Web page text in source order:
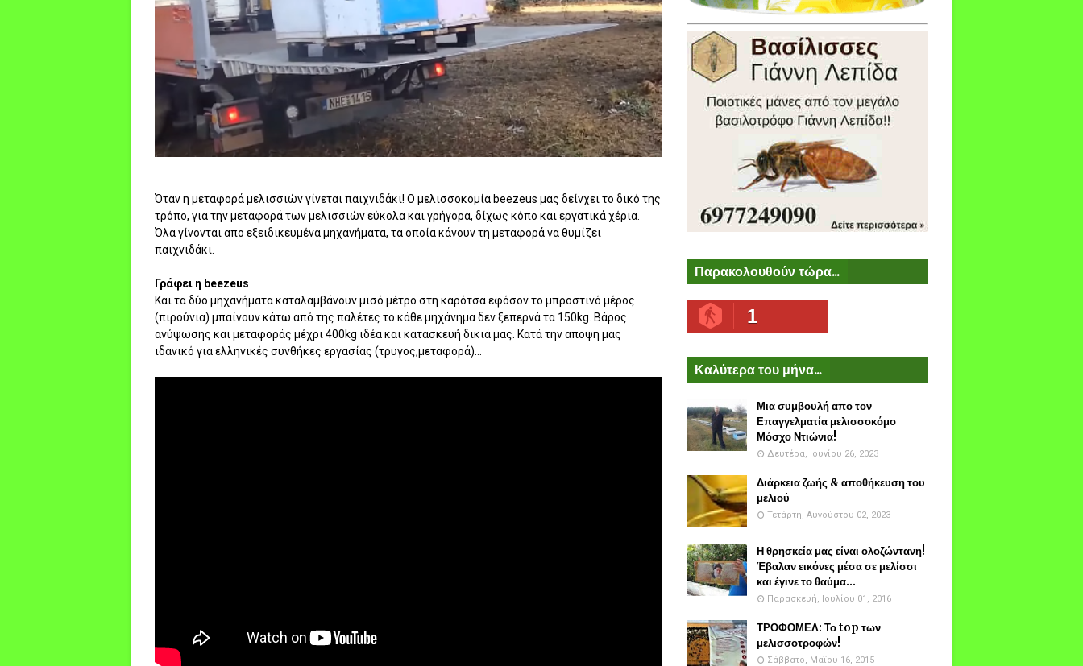
Όταν η μεταφορά μελισσιών γίνεται παιχνιδάκι! Ο μελισσοκομία beezeus μας δείνχει το δικό της
τρόπο, για την μεταφορά των μελισσιών εύκολα και γρήγορα, δίχως κόπο και εργατικά χέρια.
Όλα γίνονται απο εξειδικευμένα μηχανήματα, τα οποία κάνουν τη μεταφορά να θυμίζει
παιχνιδάκι.
Γράφει η beezeus
Και τα δύο μηχανήματα καταλαμβάνουν μισό μέτρο στη καρότσα εφόσον το μπροστινό μέρος
(πιρούνια) μπαίνουν κάτω από της παλέτες το κάθε μηχάνημα δεν ξεπερνά τα 150kg. Βάρος
ανύψωσης και μεταφοράς μέχρι 400kg ιδέα και κατασκευή δικιά μας. Κατά την αποψη μας
ιδανικό για ελληνικές συνθήκες εργασίας (τρυγος,μεταφορά)...
Παρακολουθούν τώρα...
1
Καλύτερα του μήνα...
Μια συμβουλή απο τον
Επαγγελματία μελισσοκόμο
Μόσχο Ντιώνια!
Δευτέρα, Ιουνίου 26, 2023
Διάρκεια ζωής & αποθήκευση του
μελιού
Τετάρτη, Αυγούστου 02, 2023
Η θρησκεία μας είναι ολοζώντανη!
Έβαλαν εικόνες μέσα σε μελίσσι
και έγινε το θαύμα...
Παρασκευή, Ιουλίου 01, 2016
ΤΡΟΦΟΜΕΛ: Το top των
μελισσοτροφών!
Σάββατο, Μαΐου 16, 2015